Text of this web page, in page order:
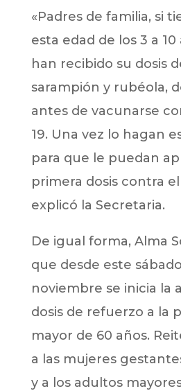
«Padres de familia, si
esta edad de los 3 a
han recibido su dosis
sarampión y rubéola,
antes de vacunarse
19. Una vez lo hagan
para que le puedan
primera dosis contra
explicó la Secretaria.
De igual forma, Alma
que desde este
noviembre se inicia la
dosis de refuerzo a la
mayor de 60 años.
a las mujeres
y a los adultos